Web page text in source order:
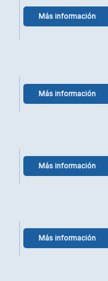
Más información
Más información
Más información
Más información